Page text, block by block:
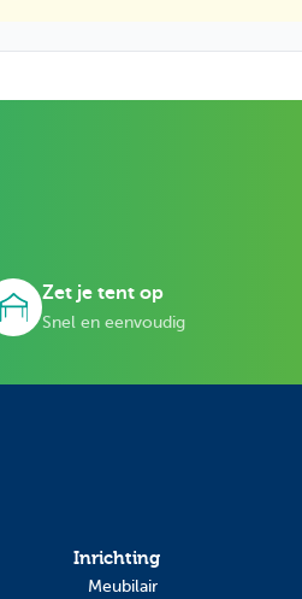
Zet je tent op
Snel en eenvoudig
Inrichting
Meubilair